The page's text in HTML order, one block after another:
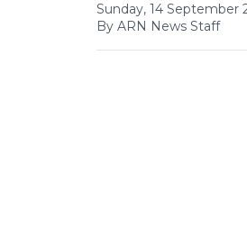
Sunday, 14 September
By ARN News Staff